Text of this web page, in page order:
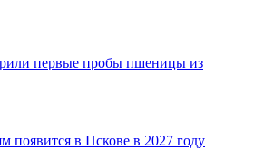
первые пробы пшеницы из
появится в Пскове в 2027 году